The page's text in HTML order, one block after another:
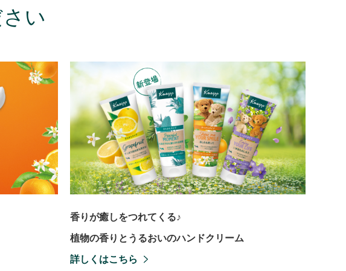
い
香りが癒しをつれてくる♪
植物の香りとうるおいのハンドクリーム
詳しくはこちら